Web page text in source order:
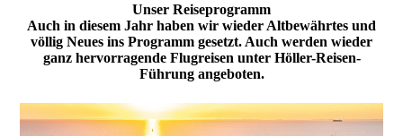
Unser Reiseprogramm
Auch in diesem Jahr haben wir wieder Altbewährtes und
völlig Neues ins Programm gesetzt. Auch werden wieder
ganz hervorragende Flugreisen unter Höller-Reisen-
Führung angeboten.